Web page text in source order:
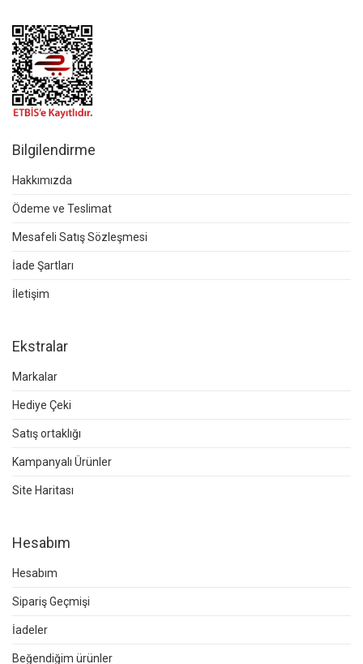
Bilgilendirme
Hakkımızda
Ödeme ve Teslimat
Mesafeli Satış Sözleşmesi
İade Şartları
İletişim
Ekstralar
Markalar
Hediye Çeki
Satış ortaklığı
Kampanyalı Ürünler
Site Haritası
Hesabım
Hesabım
Sipariş Geçmişi
İadeler
Beğendiğim ürünler